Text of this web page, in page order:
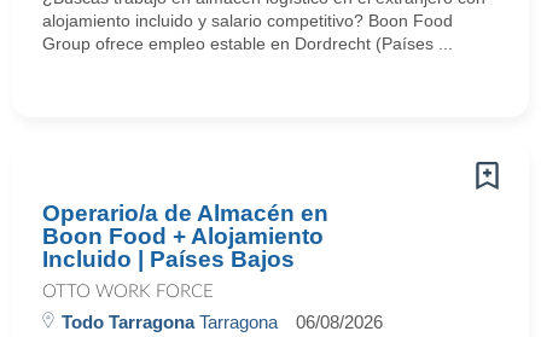
alojamiento incluido y salario competitivo? Boon Food
Group ofrece empleo estable en Dordrecht (Países ...
Operario/a de Almacén en
Boon Food + Alojamiento
Incluido | Países Bajos
OTTO WORK FORCE
Todo TarragonaTarragona 06/08/2026